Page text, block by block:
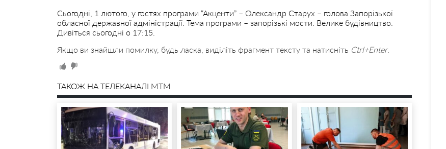
Сьогодні, 1 лютого, у гостях програми “Акценти” – Олександр Старух – голова Запорізької
обласної державної адміністрації. Тема програми – запорізькі мости. Велике будівництво.
Дивіться сьогодні о 17:15.
Якщо ви знайшли помилку, будь ласка, виділіть фрагмент тексту та натисніть Ctrl+Enter.
ТАКОЖ НА ТЕЛЕКАНАЛІ MTM